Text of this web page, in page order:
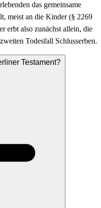
das gemeinsame
meist an die Kinder (§ 2269
erbt also zunächst allein, die
Todesfall Schlusserben.
Testament?